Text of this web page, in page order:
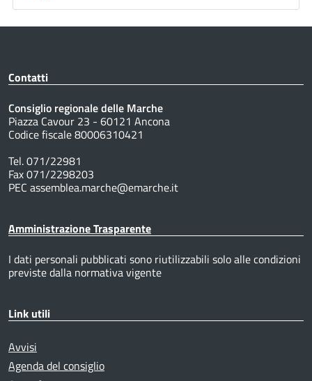
Contatti
Consiglio regionale delle Marche
Piazza Cavour 23 - 60121 Ancona
Codice fiscale 80006310421
Tel. 071/22981
Fax 071/2298203
PEC assemblea.marche@emarche.it
Amministrazione Trasparente
I dati personali pubblicati sono riutilizzabili solo alle condizioni
previste dalla normativa vigente
Link utili
Avvisi
Agenda del consiglio